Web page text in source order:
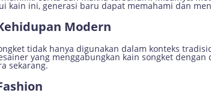
kain ini, generasi baru dapat memahami dan
Modern
tidak hanya digunakan dalam konteks
yang menggabungkan kain songket
sekarang.